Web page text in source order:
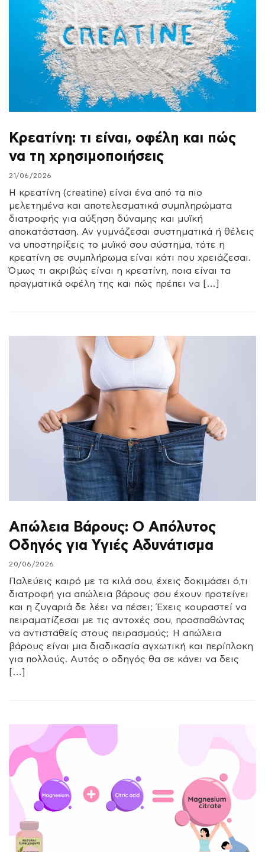
Κρεατίνη: τι είναι, οφέλη και πώς
να τη χρησιμοποιήσεις
21/06/2026
Η κρεατίνη (creatine) είναι ένα από τα πιο
μελετημένα και αποτελεσματικά συμπληρώματα
διατροφής για αύξηση δύναμης και μυϊκή
αποκατάσταση. Αν γυμνάζεσαι συστηματικά ή θέλεις
να υποστηρίξεις το μυϊκό σου σύστημα, τότε η
κρεατίνη σε συμπλήρωμα είναι κάτι που χρειάζεσαι.
Όμως τι ακριβώς είναι η κρεατίνη, ποια είναι τα
πραγματικά οφέλη της και πώς πρέπει να […]
Απώλεια Βάρους: Ο Απόλυτος
Οδηγός για Υγιές Αδυνάτισμα
20/06/2026
Παλεύεις καιρό με τα κιλά σου, έχεις δοκιμάσει ό,τι
διατροφή για απώλεια βάρους σου έχουν προτείνει
και η ζυγαριά δε λέει να πέσει; Έχεις κουραστεί να
πειραματίζεσαι με τις αντοχές σου, προσπαθώντας
να αντισταθείς στους πειρασμούς; Η απώλεια
βάρους είναι μια διαδικασία αγχωτική και περίπλοκη
για πολλούς. Αυτός ο οδηγός θα σε κάνει να δεις
[…]